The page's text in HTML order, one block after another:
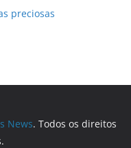
preciosas
News. Todos os direitos